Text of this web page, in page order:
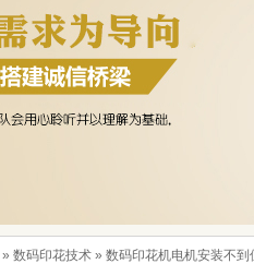
» 数码印花技术 » 数码印花机电机安装不到